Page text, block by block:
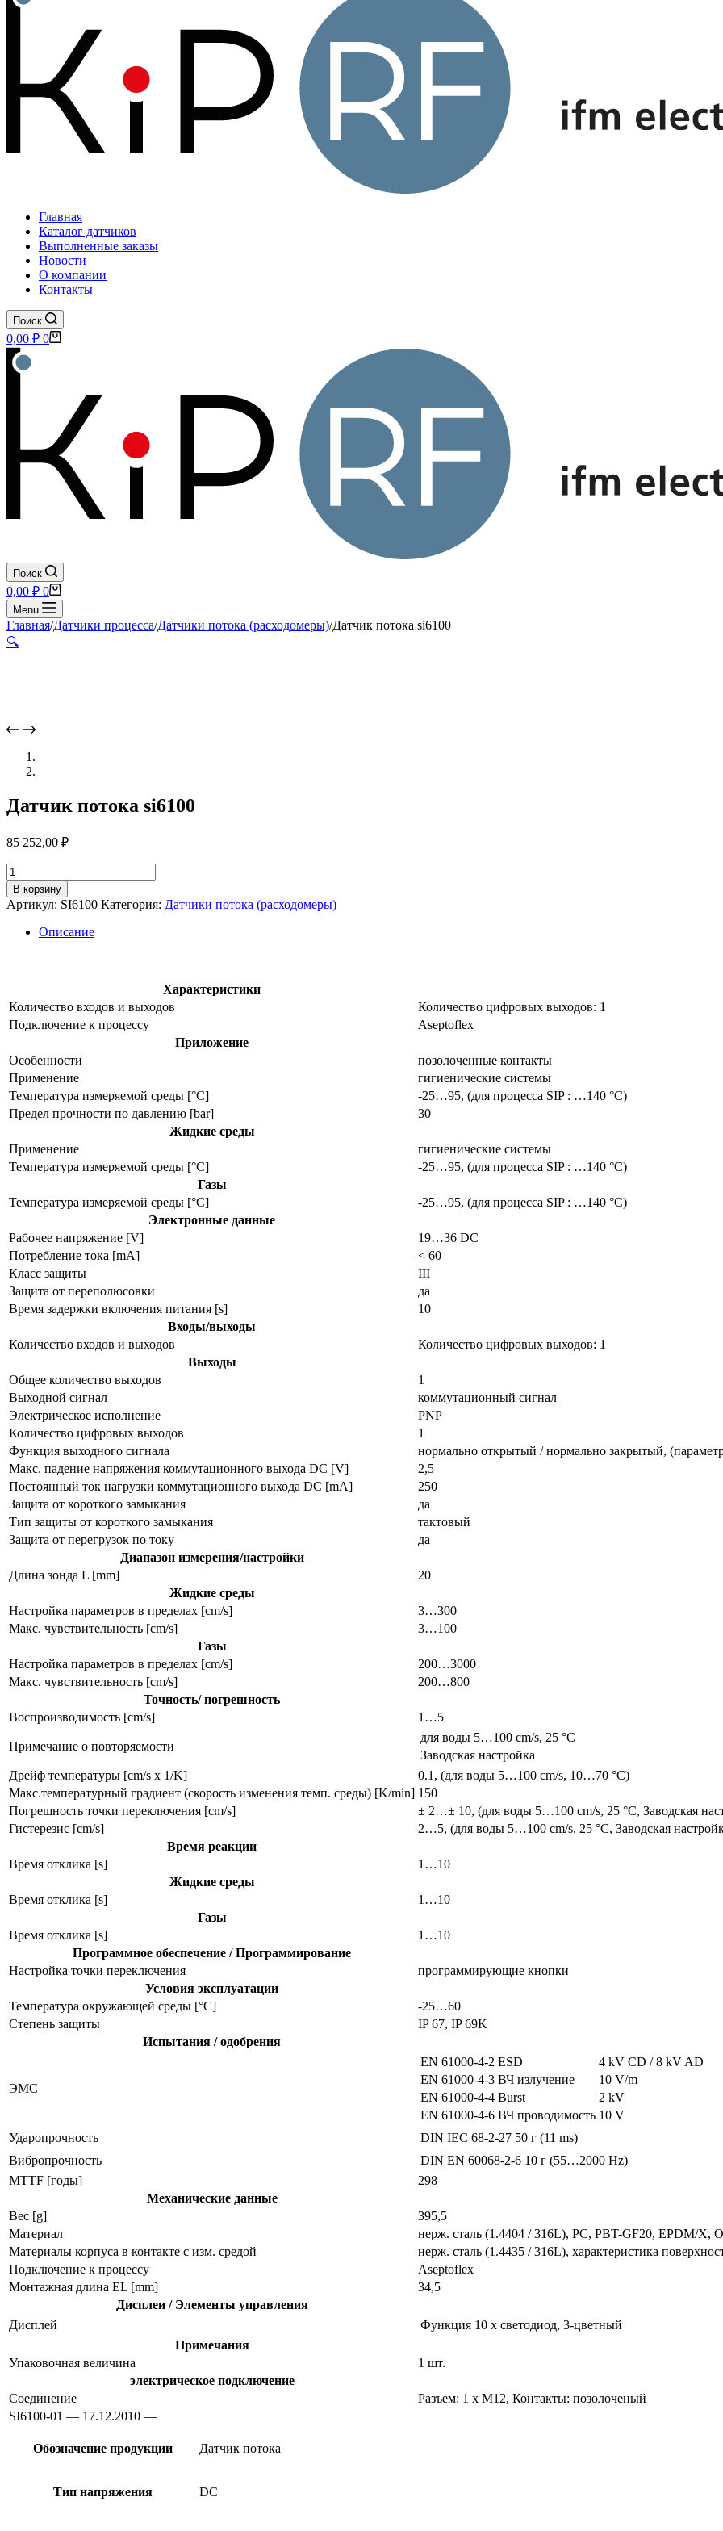
Главная
Каталог датчиков
Выполненные заказы
Новости
О компании
Контакты
Поиск
Корзина
0,00 ₽ 0
Поиск
Корзина
0,00 ₽ 0
Menu
Главная/Датчики процесса/Датчики потока (расходомеры)/Датчик потока si6100
🔍
Датчик потока si6100
85 252,00 ₽
Количество
товара
Датчик
потока
si6100
В корзину
Артикул: SI6100 Категория: Датчики потока (расходомеры)
Описание
Характеристики
Количество входов и выходов
Количество цифровых выходов: 1
Подключение к процессу
Aseptoflex
Приложение
Особенности
позолоченные контакты
Применение
гигиенические системы
Температура измеряемой среды [°C]
-25…95, (для процесса SIP : …140 °C)
Предел прочности по давлению [bar]
30
Жидкие среды
Применение
гигиенические системы
Температура измеряемой среды [°C]
-25…95, (для процесса SIP : …140 °C)
Газы
Температура измеряемой среды [°C]
-25…95, (для процесса SIP : …140 °C)
Электронные данные
Рабочее напряжение [V]
19…36 DC
Потребление тока [mA]
< 60
Класс защиты
III
Защита от переполюсовки
да
Время задержки включения питания [s]
10
Входы/выходы
Количество входов и выходов
Количество цифровых выходов: 1
Выходы
Общее количество выходов
1
Выходной сигнал
коммутационный сигнал
Электрическое исполнение
PNP
Количество цифровых выходов
1
Функция выходного сигнала
нормально открытый / нормально закрытый,
Макс. падение напряжения коммутационного выхода DC [V]
2,5
Постоянный ток нагрузки коммутационного выхода DC [mA]
250
Защита от короткого замыкания
да
Тип защиты от короткого замыкания
тактовый
Защита от перегрузок по току
да
Диапазон измерения/настройки
Длина зонда L [mm]
20
Жидкие среды
Настройка параметров в пределах [cm/s]
3…300
Макс. чувствительность [cm/s]
3…100
Газы
Настройка параметров в пределах [cm/s]
200…3000
Макс. чувствительность [cm/s]
200…800
Точность/ погрешность
Воспроизводимость [cm/s]
1…5
Примечание о повторяемости
для воды 5…100 cm/s, 25 °C
Заводская настройка
Дрейф температуры [cm/s x 1/K]
0.1, (для воды 5…100 cm/s, 10…70 °C)
Макс.температурный градиент (скорость изменения темп. среды) [K/min] 150
Погрешность точки переключения [cm/s]
± 2…± 10, (для воды 5…100 cm/s, 25 °C, Заводская
Гистерезис [cm/s]
2…5, (для воды 5…100 cm/s, 25 °C, Заводская
Время реакции
Время отклика [s]
1…10
Жидкие среды
Время отклика [s]
1…10
Газы
Время отклика [s]
1…10
Программное обеспечение / Программирование
Настройка точки переключения
программирующие кнопки
Условия эксплуатации
Температура окружающей среды [°C]
-25…60
Степень защиты
IP 67, IP 69K
Испытания / одобрения
ЭMC
EN 61000-4-2 ESD
4 kV CD / 8 kV AD
EN 61000-4-3 ВЧ излучение
10 V/m
EN 61000-4-4 Burst
2 kV
EN 61000-4-6 ВЧ проводимость 10 V
Ударопрочность
DIN IEC 68-2-27 50 г (11 ms)
Вибропрочность
DIN EN 60068-2-6 10 г (55…2000 Hz)
MTTF [годы]
298
Механические данные
Вес [g]
395,5
Материал
нерж. сталь (1.4404 / 316L), PC, PBT-GF20, EPDM/X,
Материалы корпуса в контакте с изм. средой
нерж. сталь (1.4435 / 316L), характеристика
Подключение к процессу
Aseptoflex
Монтажная длина EL [mm]
34,5
Дисплеи / Элементы управления
Дисплей
Функция 10 x светодиод, 3-цветный
Примечания
Упаковочная величина
1 шт.
электрическое подключение
Соединение
Разъем: 1 x M12, Контакты: позолоченый
SI6100-01 — 17.12.2010 —
Обозначение продукции Датчик потока
Тип напряжения DC